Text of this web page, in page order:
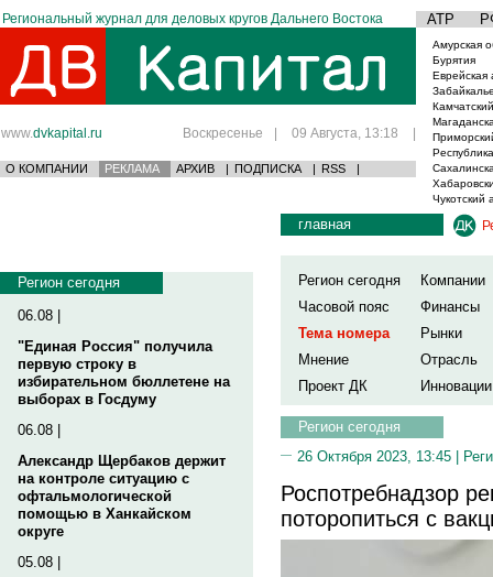
Региональный журнал для деловых кругов Дальнего Востока АТР
www.dvkapital.ru Воскресенье | 09 Августа, 13:18 |
О КОМПАНИИ РЕКЛАМА АРХИВ | ПОДПИСКА | RSS |
Амурская
Бурятия
Еврейская
Чукотский
Регион сегодня
06.08 |
"Единая Россия" получила
первую строку в
избирательном бюллетене на
выборах в Госдуму
06.08 |
Александр Щербаков держит
на контроле ситуацию с
офтальмологической
помощью в Ханкайском
округе
05.08 |
главная
Регион сегодня
Компании
Часовой пояс
Финансы
Тема номера
Рынки
Мнение
Отрасль
Проект ДК
Инновации
Регион сегодня
26 Октября 2023, 13:45 |
Роспотребнадзор
поторопиться с